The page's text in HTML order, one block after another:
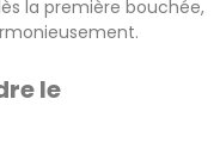
la première bouchée,
le